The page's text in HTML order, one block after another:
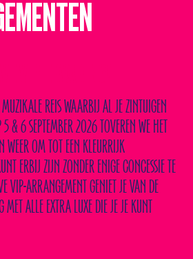
VRAGEN?
REIS WAARBIJ AL JE ZINTUIGEN
5 & 6 SEPTEMBER 2026 TOVEREN WE HET
WEER OM TOT EEN KLEURRIJK
ERBIJ ZIJN ZONDER ENIGE CONCESSIE TE
VIP-ARRANGEMENT GENIET JE VAN DE
MET ALLE EXTRA LUXE DIE JE JE KUNT